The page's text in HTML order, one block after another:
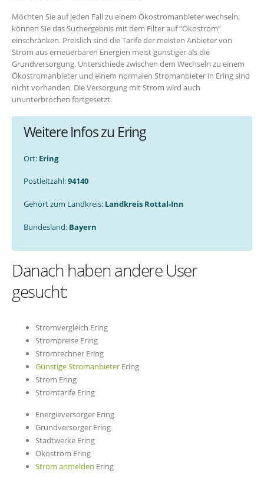
Möchten Sie auf jeden Fall zu einem Ökostromanbieter wechseln,
können Sie das Suchergebnis mit dem Filter auf “Ökostrom”
einschränken. Preislich sind die Tarife der meisten Anbieter von
Strom aus erneuerbaren Energien meist günstiger als die
Grundversorgung. Unterschiede zwischen dem Wechseln zu einem
Ökostromanbieter und einem normalen Stromanbieter in Ering sind
nicht vorhanden. Die Versorgung mit Strom wird auch
ununterbrochen fortgesetzt.
Weitere Infos zu Ering
Ort: Ering
Postleitzahl:94140
Gehört zum Landkreis: Landkreis Rottal-Inn
Bundesland: Bayern
Danach haben andere User
gesucht:
Stromvergleich Ering
Strompreise Ering
Stromrechner Ering
Günstige Stromanbieter Ering
Strom Ering
Stromtarife Ering
Energieversorger Ering
Grundversorger Ering
Stadtwerke Ering
Ökostrom Ering
Strom anmelden Ering